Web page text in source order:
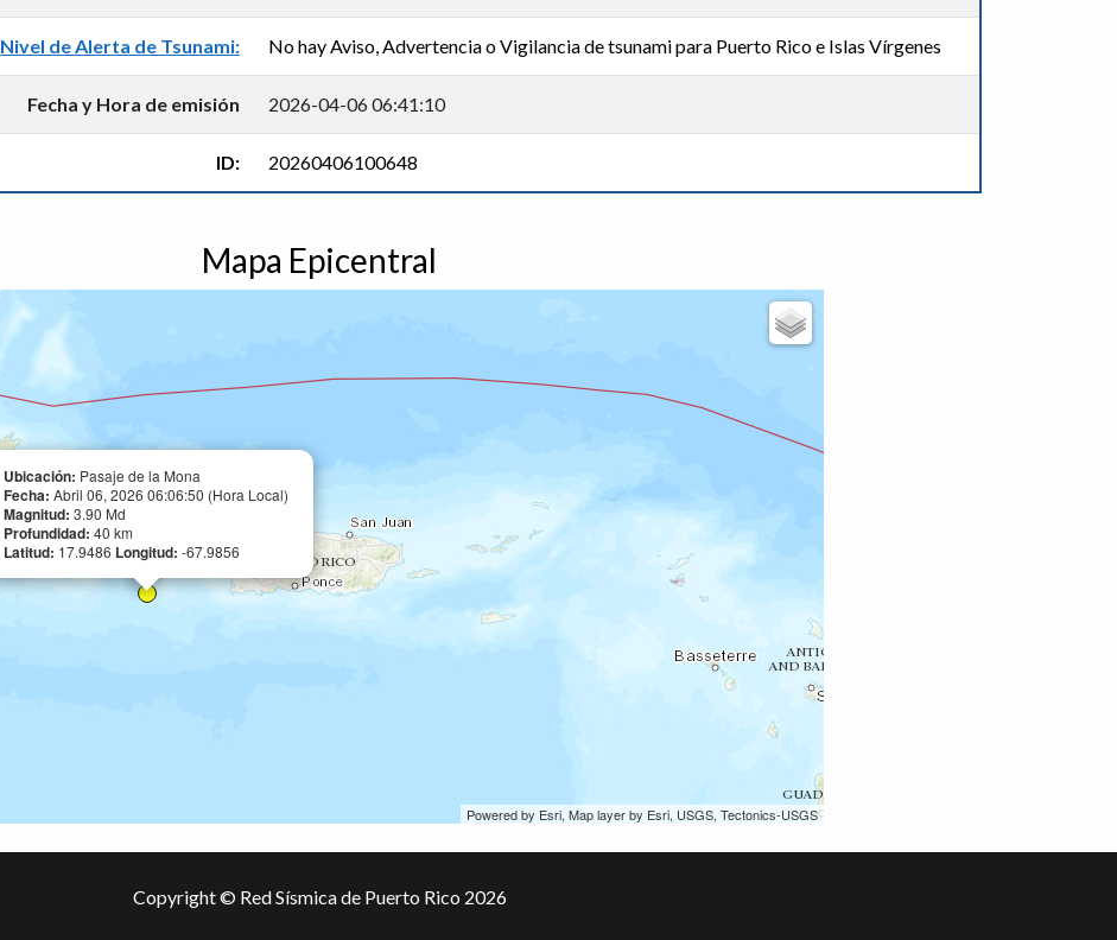
Nivel de Alerta de Tsunami: No hay Aviso, Advertencia o Vigilancia de tsunami para Puerto Rico e Islas Vírgenes
Fecha y Hora de emisión 2026-04-06 06:41:10
ID: 20260406100648
Mapa Epicentral
Ubicación: Pasaje de la Mona
Fecha: Abril 06, 2026 06:06:50 (Hora Local)
Magnitud: 3.90 Md
Profundidad: 40 km
Latitud: 17.9486 Longitud: -67.9856
Powered by Esri, Map layer by Esri, USGS, Tectonics-USGS
Copyright © Red Sísmica de Puerto Rico 2026